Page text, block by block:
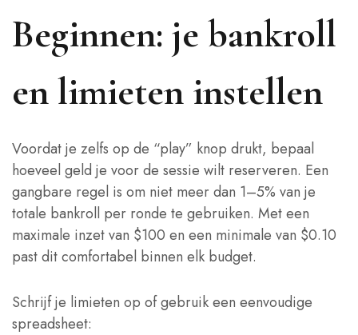
Beginnen: je bankroll
en limieten instellen
Voordat je zelfs op de “play” knop drukt, bepaal
hoeveel geld je voor de sessie wilt reserveren. Een
gangbare regel is om niet meer dan 1–5% van je
totale bankroll per ronde te gebruiken. Met een
maximale inzet van $100 en een minimale van $0.10
past dit comfortabel binnen elk budget.
Schrijf je limieten op of gebruik een eenvoudige
spreadsheet: